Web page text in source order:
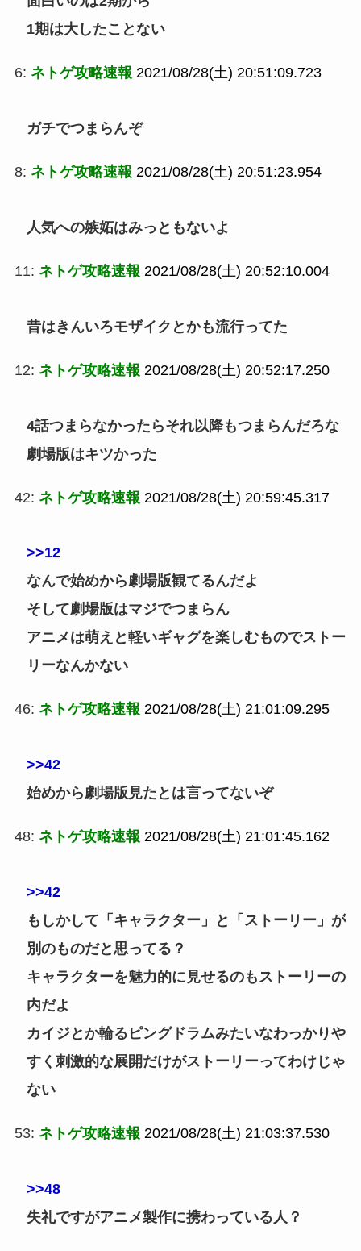
1期は大したことない
6: ネトゲ攻略速報 2021/08/28(土) 20:51:09.723
ガチでつまらんぞ
8: ネトゲ攻略速報 2021/08/28(土) 20:51:23.954
人気への嫉妬はみっともないよ
11: ネトゲ攻略速報 2021/08/28(土) 20:52:10.004
昔はきんいろモザイクとかも流行ってた
12: ネトゲ攻略速報 2021/08/28(土) 20:52:17.250
4話つまらなかったらそれ以降もつまらんだろな
劇場版はキツかった
42: ネトゲ攻略速報 2021/08/28(土) 20:59:45.317
>>12
なんで始めから劇場版観てるんだよ
そして劇場版はマジでつまらん
アニメは萌えと軽いギャグを楽しむものでストー
リーなんかない
46: ネトゲ攻略速報 2021/08/28(土) 21:01:09.295
>>42
始めから劇場版見たとは言ってないぞ
48: ネトゲ攻略速報 2021/08/28(土) 21:01:45.162
>>42
もしかして「キャラクター」と「ストーリー」が
別のものだと思ってる？
キャラクターを魅力的に見せるのもストーリーの
内だよ
カイジとか輪るピングドラムみたいなわっかりや
すく刺激的な展開だけがストーリーってわけじゃ
ない
53: ネトゲ攻略速報 2021/08/28(土) 21:03:37.530
>>48
失礼ですがアニメ製作に携わっている人？